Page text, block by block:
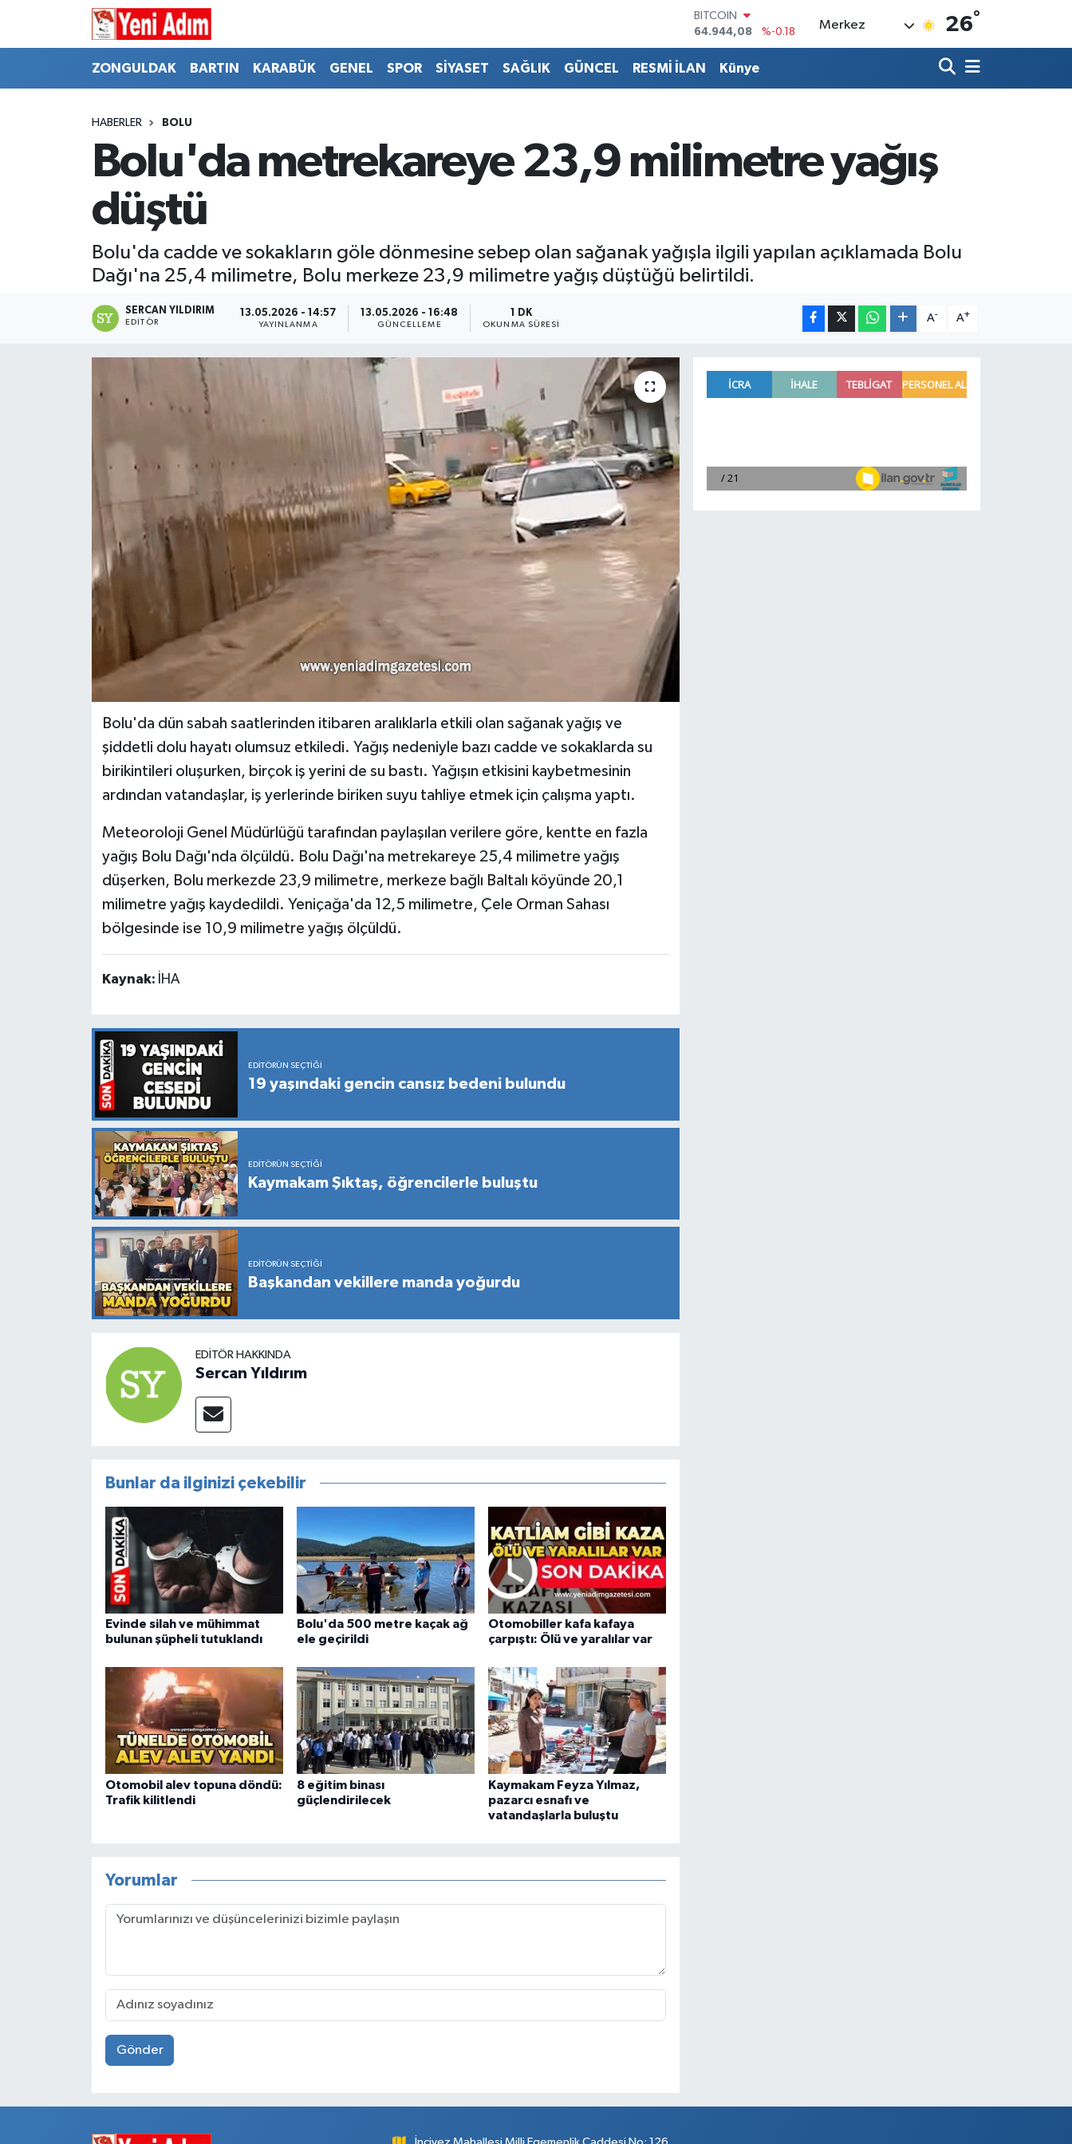
DOLAR
47,7436
%0.18
EURO
55,2510
%0.32
BİST100
13.779
%-14
Merkez 26°
ZONGULDAK BARTIN KARABÜK GENEL SPOR SİYASET SAĞLIK GÜNCEL RESMİ İLAN Künye
HABERLER BOLU
Bolu'da metrekareye 23,9 milimetre yağış
düştü
Bolu'da cadde ve sokakların göle dönmesine sebep olan sağanak yağışla ilgili yapılan açıklamada Bolu
Dağı'na 25,4 milimetre, Bolu merkeze 23,9 milimetre yağış düştüğü belirtildi.
SERCAN YILDIRIM
EDITÖR
13.05.2026 - 14:57
YAYINLANMA
13.05.2026 - 16:48
GÜNCELLEME
1 DK
OKUNMA SÜRESI
A- A+
Bolu'da dün sabah saatlerinden itibaren aralıklarla etkili olan sağanak yağış ve
şiddetli dolu hayatı olumsuz etkiledi. Yağış nedeniyle bazı cadde ve sokaklarda su
birikintileri oluşurken, birçok iş yerini de su bastı. Yağışın etkisini kaybetmesinin
ardından vatandaşlar, iş yerlerinde biriken suyu tahliye etmek için çalışma yaptı.
Meteoroloji Genel Müdürlüğü tarafından paylaşılan verilere göre, kentte en fazla
yağış Bolu Dağı'nda ölçüldü. Bolu Dağı'na metrekareye 25,4 milimetre yağış
düşerken, Bolu merkezde 23,9 milimetre, merkeze bağlı Baltalı köyünde 20,1
milimetre yağış kaydedildi. Yeniçağa'da 12,5 milimetre, Çele Orman Sahası
bölgesinde ise 10,9 milimetre yağış ölçüldü.
Kaynak: İHA
EDITÖRÜN SEÇTIĞI
19 yaşındaki gencin cansız bedeni bulundu
EDITÖRÜN SEÇTIĞI
Kaymakam Şıktaş, öğrencilerle buluştu
EDITÖRÜN SEÇTIĞI
Başkandan vekillere manda yoğurdu
EDITÖR HAKKINDA
Sercan Yıldırım
Bunlar da ilginizi çekebilir
Evinde silah ve mühimmat
bulunan şüpheli tutuklandı
Bolu'da 500 metre kaçak ağ
ele geçirildi
Otomobiller kafa kafaya
çarpıştı: Ölü ve yaralılar var
Otomobil alev topuna döndü:
Trafik kilitlendi
8 eğitim binası
güçlendirilecek
Kaymakam Feyza Yılmaz,
pazarcı esnafı ve
vatandaşlarla buluştu
Yorumlar
Gönder
ZONGULDAK
SİYASET
ZONGULDAK
KARABÜK
Zonguldak Hava Durumu
Süper Lig Puan Durumu ve Fikstür
Son Dakika Haberleri